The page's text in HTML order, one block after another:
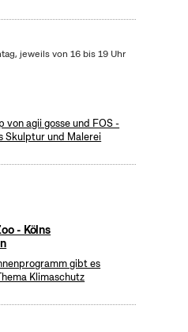
jeweils von 16 bis 19 Uhr
von agii gosse und FOS -
Skulptur und Malerei
- Kölns
gibt es
Klimaschutz